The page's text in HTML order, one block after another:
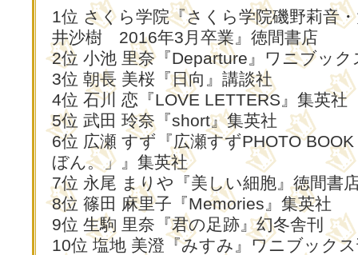
1位 さくら学院『さくら学院磯野莉音
井沙樹 2016年3月卒業』徳間書店
2位 小池 里奈『Departure』ワニブック
3位 朝長 美桜『日向』講談社
4位 石川 恋『LOVE LETTERS』集英社
5位 武田 玲奈『short』集英社
6位 広瀬 すず『広瀬すずPHOTO
ぼん。」』集英社
7位 永尾 まりや『美しい細胞』徳間書
8位 篠田 麻里子『Memories』集英社
9位 生駒 里奈『君の足跡』幻冬舎刊
10位 塩地 美澄『みすみ』ワニブック